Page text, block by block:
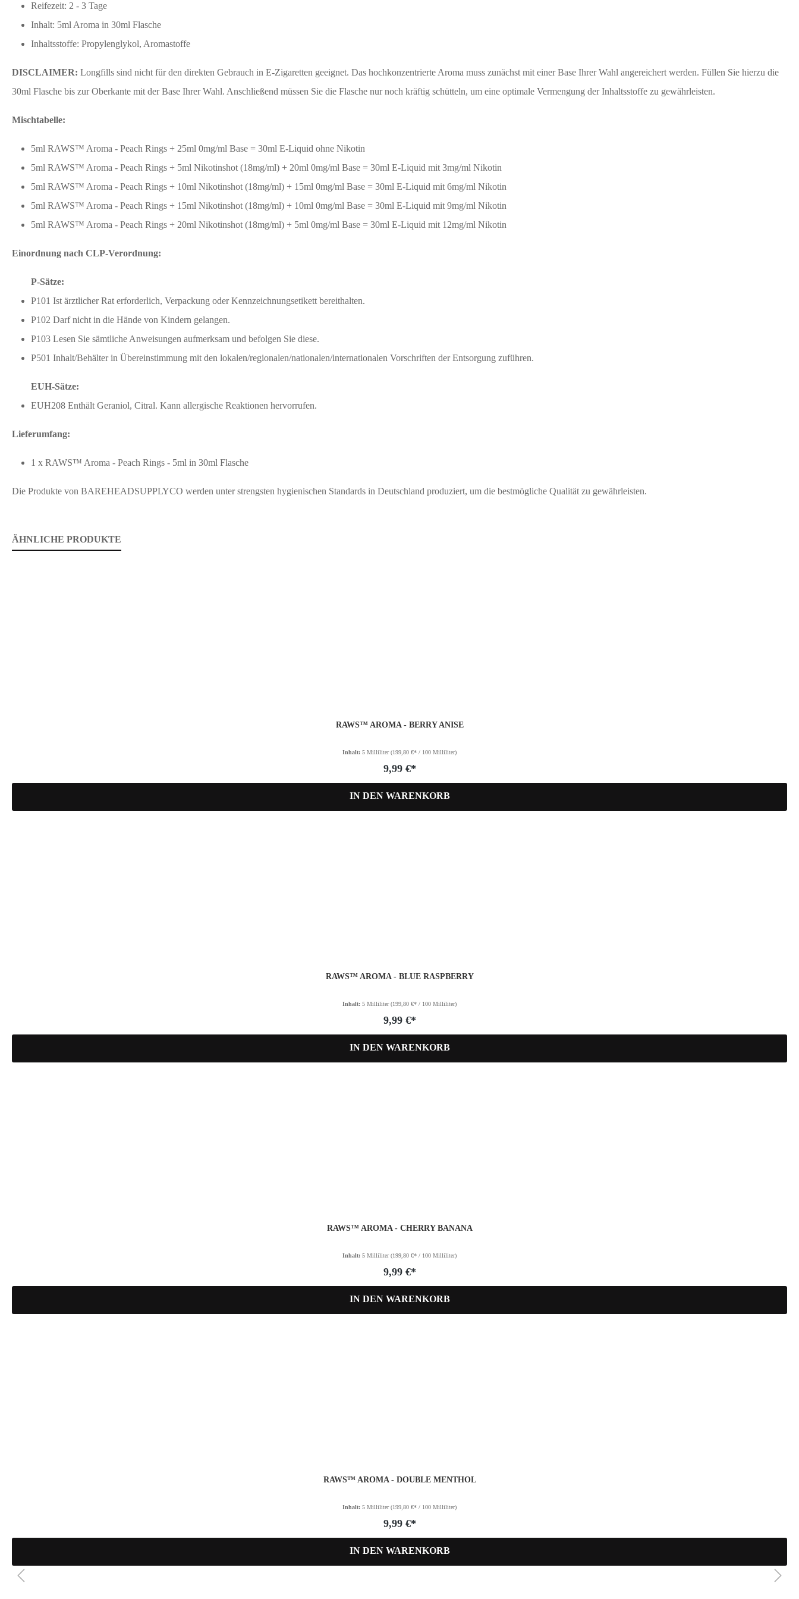
Reifezeit: 2 - 3 Tage
Inhalt: 5ml Aroma in 30ml Flasche
Inhaltsstoffe: Propylenglykol, Aromastoffe
DISCLAIMER: Longfills sind nicht für den direkten Gebrauch in E-Zigaretten geeignet. Das hochkonzentrierte Aroma muss zunächst mit einer Base Ihrer Wahl angereichert werden. Füllen Sie hierzu die
30ml Flasche bis zur Oberkante mit der Base Ihrer Wahl. Anschließend müssen Sie die Flasche nur noch kräftig schütteln, um eine optimale Vermengung der Inhaltsstoffe zu gewährleisten.
Mischtabelle:
5ml RAWS™ Aroma - Peach Rings + 25ml 0mg/ml Base = 30ml E-Liquid ohne Nikotin
5ml RAWS™ Aroma - Peach Rings + 5ml Nikotinshot (18mg/ml) + 20ml 0mg/ml Base = 30ml E-Liquid mit 3mg/ml Nikotin
5ml RAWS™ Aroma - Peach Rings + 10ml Nikotinshot (18mg/ml) + 15ml 0mg/ml Base = 30ml E-Liquid mit 6mg/ml Nikotin
5ml RAWS™ Aroma - Peach Rings + 15ml Nikotinshot (18mg/ml) + 10ml 0mg/ml Base = 30ml E-Liquid mit 9mg/ml Nikotin
5ml RAWS™ Aroma - Peach Rings + 20ml Nikotinshot (18mg/ml) + 5ml 0mg/ml Base = 30ml E-Liquid mit 12mg/ml Nikotin
Einordnung nach CLP-Verordnung:
P-Sätze:
P101 Ist ärztlicher Rat erforderlich, Verpackung oder Kennzeichnungsetikett bereithalten.
P102 Darf nicht in die Hände von Kindern gelangen.
P103 Lesen Sie sämtliche Anweisungen aufmerksam und befolgen Sie diese.
P501 Inhalt/Behälter in Übereinstimmung mit den lokalen/regionalen/nationalen/internationalen Vorschriften der Entsorgung zuführen.
EUH-Sätze:
EUH208 Enthält Geraniol, Citral. Kann allergische Reaktionen hervorrufen.
Lieferumfang:
1 x RAWS™ Aroma - Peach Rings - 5ml in 30ml Flasche
Die Produkte von BAREHEADSUPPLYCO werden unter strengsten hygienischen Standards in Deutschland produziert, um die bestmögliche Qualität zu gewährleisten.
ÄHNLICHE PRODUKTE
RAWS™ AROMA - BERRY ANISE
Inhalt: 5 Milliliter(199,80 €* / 100 Milliliter)
9,99 €*
IN DEN WARENKORB
RAWS™ AROMA - BLUE RASPBERRY
Inhalt: 5 Milliliter(199,80 €* / 100 Milliliter)
9,99 €*
IN DEN WARENKORB
RAWS™ AROMA - CHERRY BANANA
Inhalt: 5 Milliliter(199,80 €* / 100 Milliliter)
9,99 €*
IN DEN WARENKORB
RAWS™ AROMA - DOUBLE MENTHOL
Inhalt: 5 Milliliter(199,80 €* / 100 Milliliter)
9,99 €*
IN DEN WARENKORB